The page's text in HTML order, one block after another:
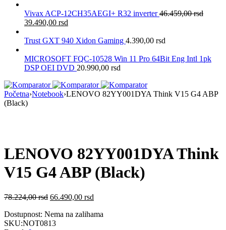
Vivax ACP-12CH35AEGI+ R32 inverter46.459,00rsd
39.490,00 rsd
Trust GXT 940 Xidon Gaming 4.390,00 rsd
MICROSOFT FQC-10528 Win 11 Pro 64Bit Eng Intl 1pk
DSP OEI DVD 20.990,00 rsd
Početna›Notebook›LENOVO 82YY001DYA Think V15 G4 ABP
(Black)
LENOVO 82YY001DYA Think
V15 G4 ABP (Black)
78.224,00rsd 66.490,00 rsd
Dostupnost: Nema na zalihama
SKU:NOT0813